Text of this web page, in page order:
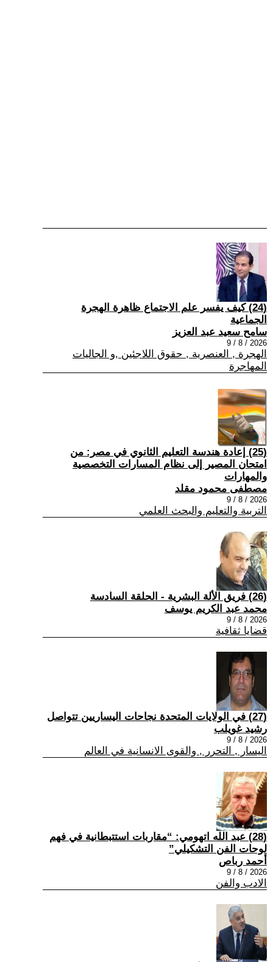
(24) كيف يفسر علم الاجتماع ظاهرة الهجرة
الجماعية
سامح سعيد عبد العزيز
2026 / 8 / 9
الهجرة , العنصرية , حقوق اللاجئين ,و الجاليات
المهاجرة
(25) إعادة هندسة التعليم الثانوي في مصر: من
امتحان المصير إلى نظام المسارات التخصصية
والمهارات
مصطفى محمود مقلد
2026 / 8 / 9
التربية والتعليم والبحث العلمي
(26) فريق الألة البشرية - الحلقة السادسة
محمد عبد الكريم يوسف
2026 / 8 / 9
قضايا ثقافية
(27) في الولايات المتحدة نجاحات اليساريين تتواصل
رشيد غويلب
2026 / 8 / 9
اليسار , التحرر , والقوى الانسانية في العالم
(28) عبد الله اتهومي: “مقاربات استتبطانية في فهم
لوحات الفن التشكيلي”
أحمد رباص
2026 / 8 / 9
الادب والفن